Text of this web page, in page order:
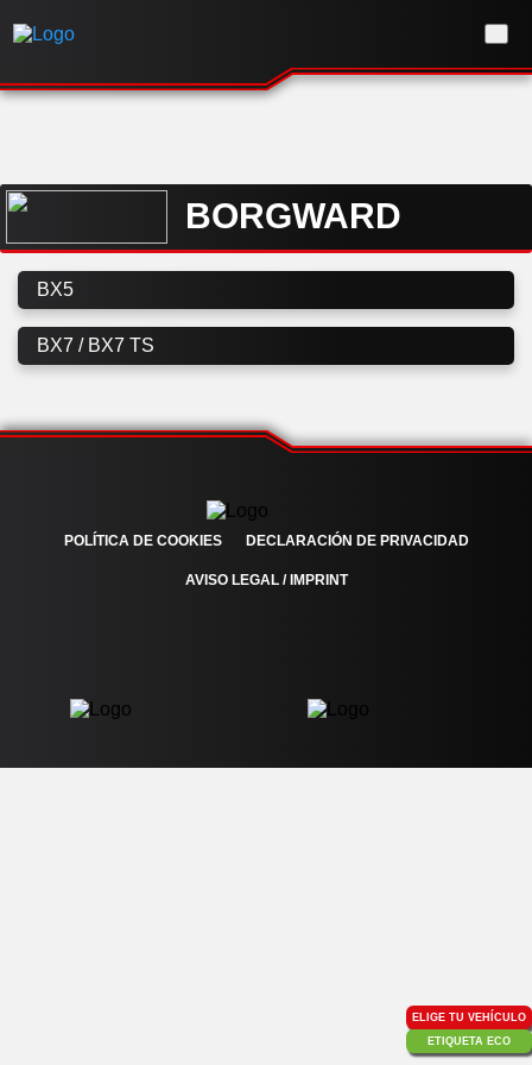
BORGWARD
BX5
BX7 / BX7 TS
POLÍTICA DE COOKIES DECLARACIÓN DE PRIVACIDAD
AVISO LEGAL / IMPRINT
ELIGE TU VEHÍCULO
ETIQUETA ECO